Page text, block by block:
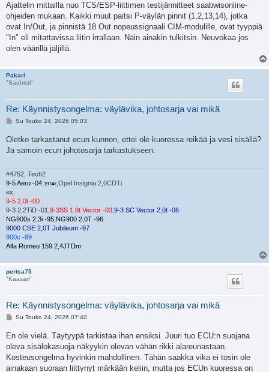
Ajattelin mittailla nuo TCS/ESP-liittimen testijännitteet saabwisonline-
ohjeiden mukaan. Kaikki muut paitsi P-väylän pinnit (1,2,13,14), jotka
ovat In/Out, ja pinnistä 18 Out nopeussignaali CIM-modulille, ovat tyyppiä
"In" eli mitattavissa liitin irrallaan. Näin ainakin tulkitsin. Neuvokaa jos
olen väärillä jäljillä.
Pakari
"Saabisti"
Re: Käynnistysongelma: väylävika, johtosarja vai mikä
V
s
t
Su Touko 24, 2026 05:03
Oletko tarkastanut ecun kunnon, ettei ole kuoressa reikää ja vesi sisällä?
Ja samoin ecun johotosarja tarkastukseen.
#4752, Tech2
9-5 Aero -04 19T#7 Opel Insignia 2,0CDTi
ex:
9-5 2,0t -00
9-3 2,2TiD -01, 9-3SS 1.8t Vector -03 9-3 SC Vector 2,0t -06
NG900s 2,3i -95 NG900 2,0T -96
9000 CSE 2,0T Jubileum -97
900c -89
Alfa Romeo 159 2,4JTDm
pertsa75
"Kaasari"
Re: Käynnistysongelma: väylävika, johtosarja vai mikä
V
s
t
Su Touko 24, 2026 07:40
En ole vielä. Täytyypä tarkistaa ihan ensiksi. Juuri tuo ECU:n suojana
oleva sisälokasuoja näkyykin olevan vähän rikki alareunastaan.
Kosteusongelma hyvinkin mahdollinen. Tähän saakka vika ei tosin ole
ainakaan suoraan liittynyt märkään keliin, mutta jos ECUn kuoressa on